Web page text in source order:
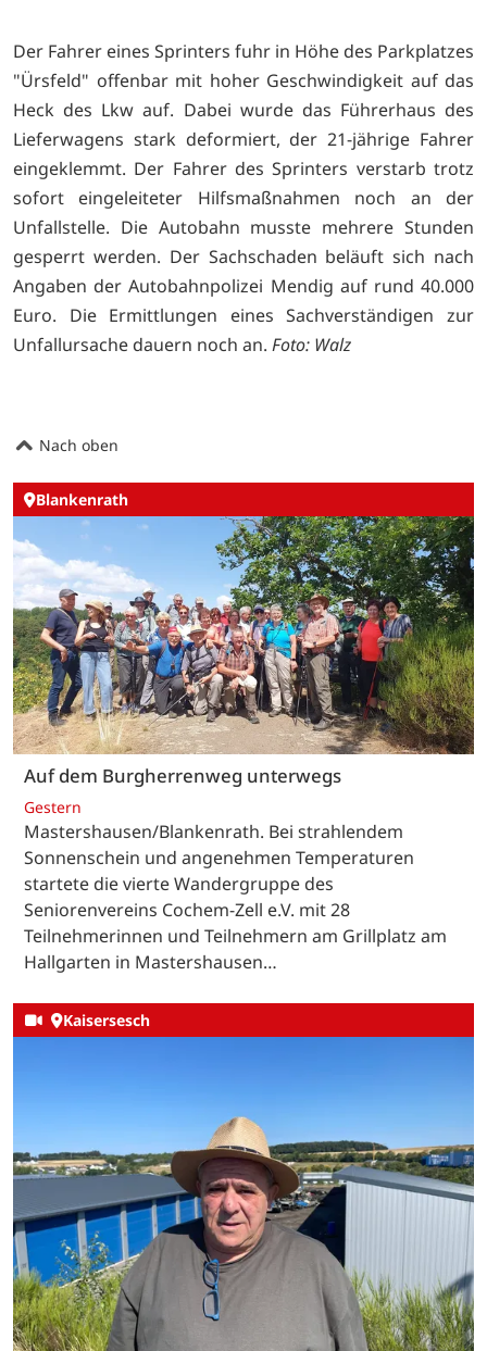
Der Fahrer eines Sprinters fuhr in Höhe des Parkplatzes
"Ürsfeld" offenbar mit hoher Geschwindigkeit auf das
Heck des Lkw auf. Dabei wurde das Führerhaus des
Lieferwagens stark deformiert, der 21-jährige Fahrer
eingeklemmt. Der Fahrer des Sprinters verstarb trotz
sofort eingeleiteter Hilfsmaßnahmen noch an der
Unfallstelle. Die Autobahn musste mehrere Stunden
gesperrt werden. Der Sachschaden beläuft sich nach
Angaben der Autobahnpolizei Mendig auf rund 40.000
Euro. Die Ermittlungen eines Sachverständigen zur
Unfallursache dauern noch an. Foto: Walz
Nach oben
Blankenrath
Auf dem Burgherrenweg unterwegs
Gestern
Mastershausen/Blankenrath. Bei strahlendem
Sonnenschein und angenehmen Temperaturen
startete die vierte Wandergruppe des
Seniorenvereins Cochem-Zell e.V. mit 28
Teilnehmerinnen und Teilnehmern am Grillplatz am
Hallgarten in Mastershausen…
Kaisersesch